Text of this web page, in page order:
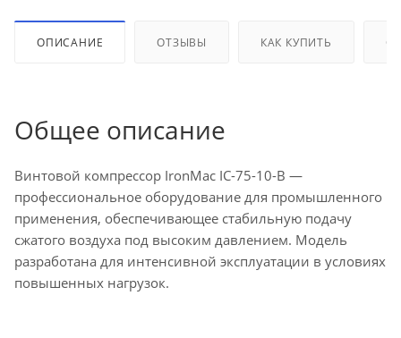
ОПИСАНИЕ ОТЗЫВЫ КАК КУПИТЬ
Общее описание
Винтовой компрессор IronMac IC-75-10-B —
профессиональное оборудование для промышленного
применения, обеспечивающее стабильную подачу
сжатого воздуха под высоким давлением. Модель
разработана для интенсивной эксплуатации в условиях
повышенных нагрузок.